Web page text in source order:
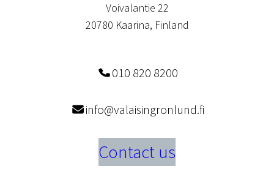
Voivalantie 22
20780 Kaarina, Finland
010 820 8200
info@valaisingronlund.fi
Contact us